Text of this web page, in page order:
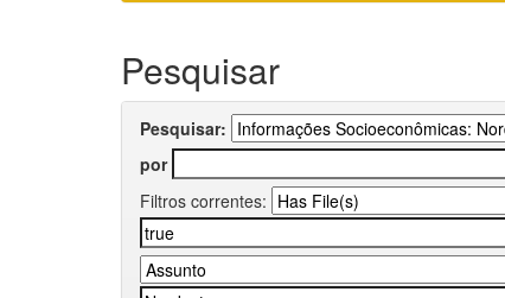
Pesquisar
Pesquisar:
por
Filtros correntes: